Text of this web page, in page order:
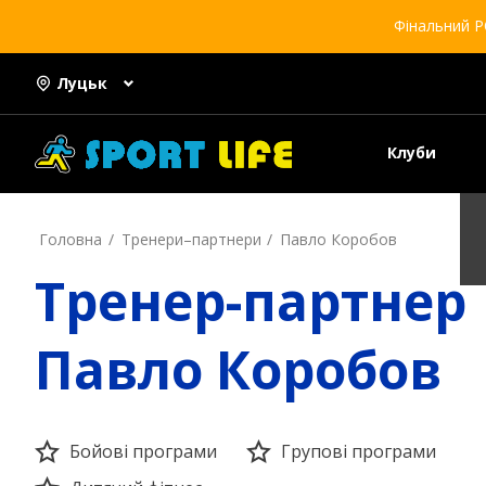
Фінальний
Луцьк
Клуби
Головна Тренери–партнери Павло Коробов
Тренер-партнер
Павло Коробов
Бойові програми
Групові програми